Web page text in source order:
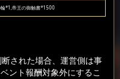
*1,帝王の御触書*1500
された場合、運営側は事
ント報酬対象外にするこ